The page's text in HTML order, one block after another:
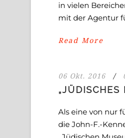
in vielen
mit der Agentur
Read More
06 Okt. 2016 /
Als eine von nur
die John-F.-